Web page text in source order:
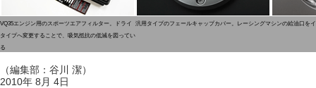
VQ35エンジン用のスポーツエアフィルター。ドライ
タイプへ変更することで、吸気抵抗の低減を図ってい
る
汎用タイプのフェールキャップカバー。レーシングマシンの給油口を
（編集部：谷川 潔）
2010年 8月 4日